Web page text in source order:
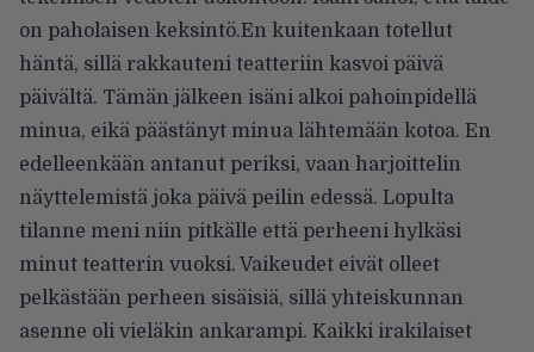
on paholaisen keksintö.En kuitenkaan totellut
häntä, sillä rakkauteni teatteriin kasvoi päivä
päivältä. Tämän jälkeen isäni alkoi pahoinpidellä
minua, eikä päästänyt minua lähtemään kotoa. En
edelleenkään antanut periksi, vaan harjoittelin
näyttelemistä joka päivä peilin edessä. Lopulta
tilanne meni niin pitkälle että perheeni hylkäsi
minut teatterin vuoksi. Vaikeudet eivät olleet
pelkästään perheen sisäisiä, sillä yhteiskunnan
asenne oli vieläkin ankarampi. Kaikki irakilaiset